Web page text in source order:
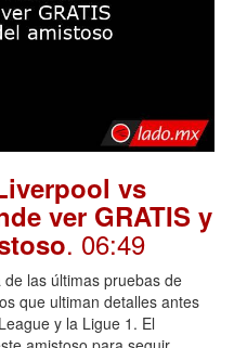
vs
ver GRATIS y
. 06:49
las últimas pruebas de
que ultiman detalles antes
y la Ligue 1. El